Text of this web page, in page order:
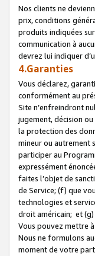
Nos clients ne
prix, conditions
produits indiquées
communication à
devrez lui indiquer
4.Garanties
Vous déclarez,
conformément au
Site n’enfreindront
jugement, décision
la protection des
mineur ou autrement
participer au
expressément
faites l’objet de
de Service; (f) que
technologies et
droit américain; et
Vous pouvez mettre
Nous ne formulons
moment de votre